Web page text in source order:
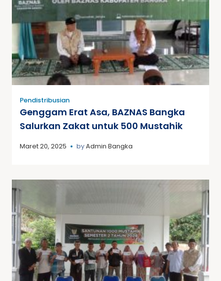
Pendistribusian
Genggam Erat Asa, BAZNAS Bangka
Salurkan Zakat untuk 500 Mustahik
Maret 20, 2025 byAdmin Bangka